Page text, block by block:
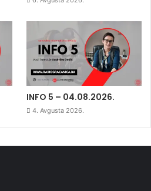
INFO 5 – 04.08.2026.
4. Avgusta 2026.